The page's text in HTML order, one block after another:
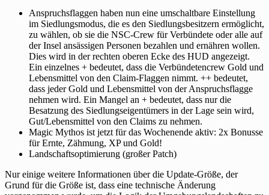
Anspruchsflaggen haben nun eine umschaltbare Einstellung
im Siedlungsmodus, die es den Siedlungsbesitzern ermöglicht,
zu wählen, ob sie die NSC-Crew für Verbündete oder alle auf
der Insel ansässigen Personen bezahlen und ernähren wollen.
Dies wird in der rechten oberen Ecke des HUD angezeigt.
Ein einzelnes + bedeutet, dass die Verbündetencrew Gold und
Lebensmittel von den Claim-Flaggen nimmt. ++ bedeutet,
dass jeder Gold und Lebensmittel von der Anspruchsflagge
nehmen wird. Ein Mangel an + bedeutet, dass nur die
Besatzung des Siedlungseigentümers in der Lage sein wird,
Gut/Lebensmittel von den Claims zu nehmen.
Magic Mythos ist jetzt für das Wochenende aktiv: 2x Bonusse
für Ernte, Zähmung, XP und Gold!
Landschaftsoptimierung (großer Patch)
Nur einige weitere Informationen über die Update-Größe, der
Grund für die Größe ist, dass eine technische Änderung